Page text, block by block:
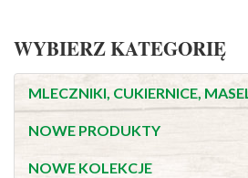
WYBIERZ KATEGORIĘ
MLECZNIKI, CUKIERNICE,
NOWE PRODUKTY
NOWE KOLEKCJE